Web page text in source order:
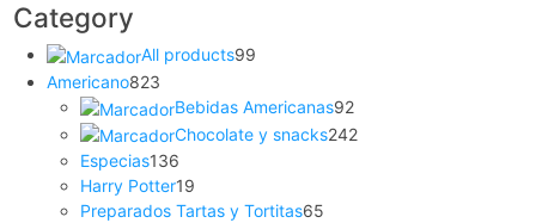
Category
All products99
Americano823
Bebidas Americanas92
Chocolate y snacks242
Especias136
Harry Potter19
Preparados Tartas y Tortitas65